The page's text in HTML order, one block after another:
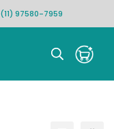
(11) 97580-7959